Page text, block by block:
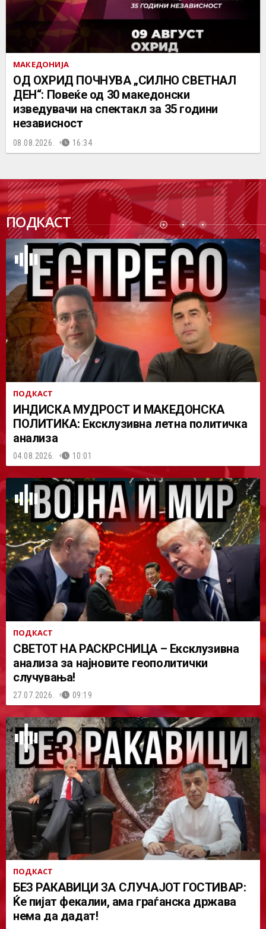
МАКЕДОНИЈА
ОД ОХРИД ПОЧНУВА „СИЛНО СВЕТНАЛ
ДЕН“: Повеќе од 30 македонски
изведувачи на спектакл за 35 години
независност
08.08.2026. 16:34
ПОДКАСТ
ПОДК
АСТ
ПОДКАСТ
ИНДИСКА МУДРОСТ И МАКЕДОНСКА
ПОЛИТИКА: Ексклузивна летна политичка
анализа
04.08.2026. 10:01
ПОДКАСТ
СВЕТОТ НА РАСКРСНИЦА – Ексклузивна
анализа за најновите геополитички
случувања!
27.07.2026. 09:19
ПОДКАСТ
БЕЗ РАКАВИЦИ ЗА СЛУЧАЈОТ ГОСТИВАР:
Ќе пијат фекалии, ама граѓанска држава
нема да дадат!